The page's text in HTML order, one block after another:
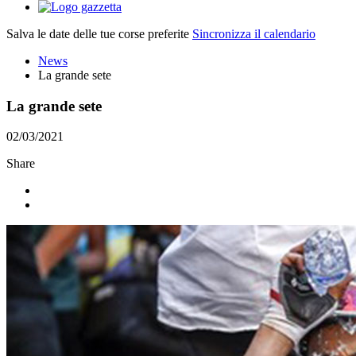
Salva le date delle tue corse preferite Sincronizza il calendario
News
La grande sete
La grande sete
02/03/2021
Share